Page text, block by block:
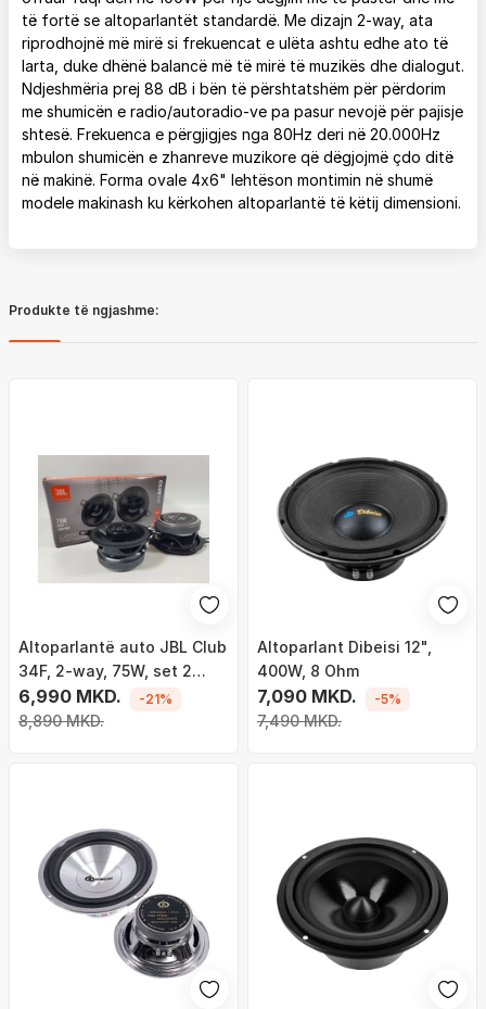
të fortë se altoparlantët standardë. Me dizajn 2-way, ata
riprodhojnë më mirë si frekuencat e ulëta ashtu edhe ato të
larta, duke dhënë balancë më të mirë të muzikës dhe dialogut.
Ndjeshmëria prej 88 dB i bën të përshtatshëm për përdorim
me shumicën e radio/autoradio-ve pa pasur nevojë për pajisje
shtesë. Frekuenca e përgjigjes nga 80Hz deri në 20.000Hz
mbulon shumicën e zhanreve muzikore që dëgjojmë çdo ditë
në makinë. Forma ovale 4x6" lehtëson montimin në shumë
modele makinash ku kërkohen altoparlantë të këtij dimensioni.
Produkte të ngjashme:
Altoparlantë auto JBL Club
34F, 2-way, 75W, set 2
copë
6,990 MKD.
8,890 MKD.
-21%
Altoparlant Dibeisi 12",
400W, 8 Ohm
7,090 MKD.
7,490 MKD.
-5%